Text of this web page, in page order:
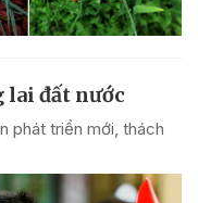
lai đất nước
phát triển mới, thách